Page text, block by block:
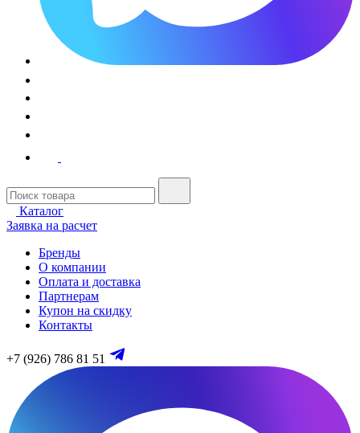
Каталог
Заявка на расчет
Бренды
О компании
Оплата и доставка
Партнерам
Купон на скидку
Контакты
+7 (926) 786 81 51